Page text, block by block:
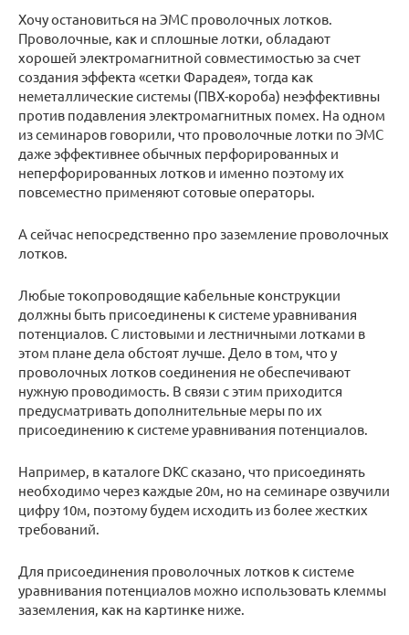
Хочу остановиться на ЭМС проволочных лотков.
Проволочные, как и сплошные лотки, обладают
хорошей электромагнитной совместимостью за счет
создания эффекта «сетки Фарадея», тогда как
неметаллические системы (ПВХ-короба) неэффективны
против подавления электромагнитных помех. На одном
из семинаров говорили, что проволочные лотки по ЭМС
даже эффективнее обычных перфорированных и
неперфорированных лотков и именно поэтому их
повсеместно применяют сотовые операторы.
А сейчас непосредственно про заземление проволочных
лотков.
Любые токопроводящие кабельные конструкции
должны быть присоединены к системе уравнивания
потенциалов. С листовыми и лестничными лотками в
этом плане дела обстоят лучше. Дело в том, что у
проволочных лотков соединения не обеспечивают
нужную проводимость. В связи с этим приходится
предусматривать дополнительные меры по их
присоединению к системе уравнивания потенциалов.
Например, в каталоге DKC сказано, что присоединять
необходимо через каждые 20м, но на семинаре озвучили
цифру 10м, поэтому будем исходить из более жестких
требований.
Для присоединения проволочных лотков к системе
уравнивания потенциалов можно использовать клеммы
заземления, как на картинке ниже.